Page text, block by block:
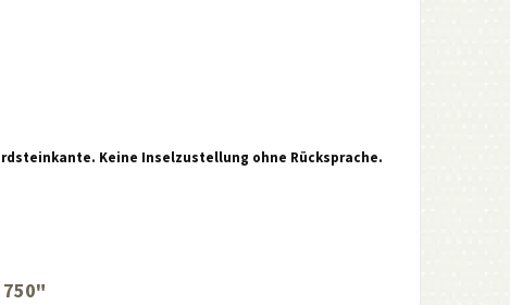
Keine Inselzustellung ohne Rücksprache.